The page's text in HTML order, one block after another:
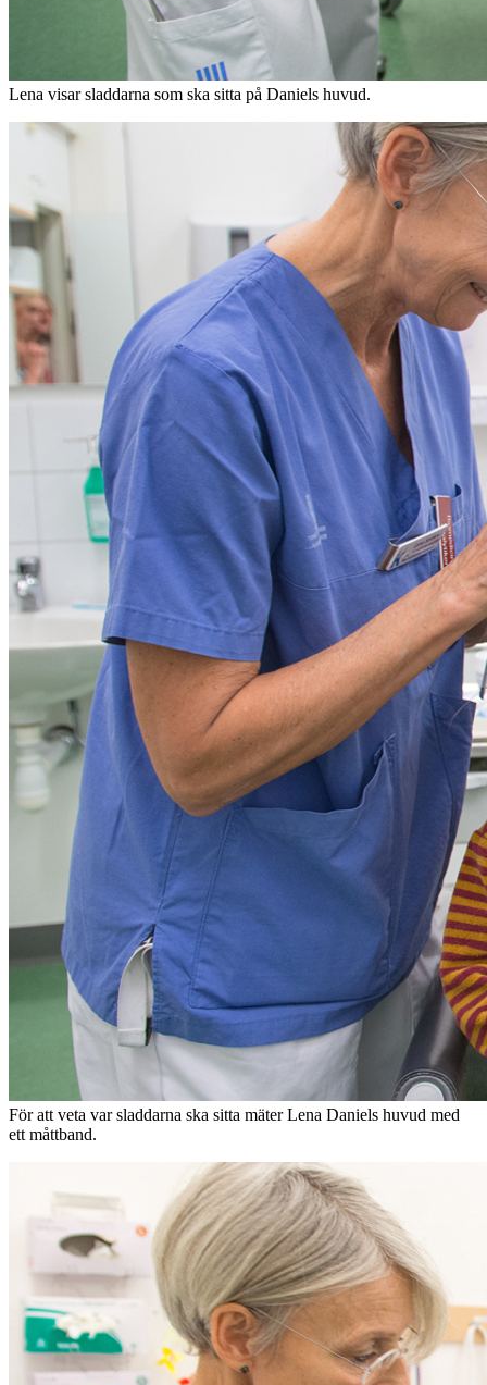
Lena visar sladdarna som ska sitta på Daniels huvud.
För att veta var sladdarna ska sitta mäter Lena Daniels huvud med
ett måttband.